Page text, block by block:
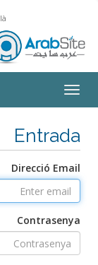
Toggle
navigation
Entrada
Direcció Email
Contrasenya